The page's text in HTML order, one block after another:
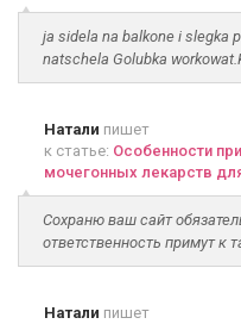
ja sidela na balkone i slegka
natschela Golubka
Натали пишет
к статье: Особенности
мочегонных лекарств
Сохраню ваш сайт
ответственность примут к
Натали пишет